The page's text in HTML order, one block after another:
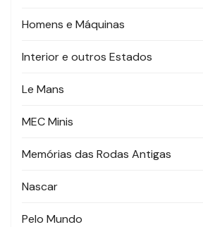
Homens e Máquinas
Interior e outros Estados
Le Mans
MEC Minis
Memórias das Rodas Antigas
Nascar
Pelo Mundo